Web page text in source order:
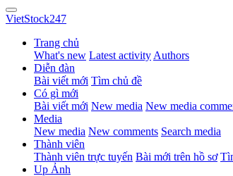
VietStock247
Trang chủ
What's new Latest activity Authors
Diễn đàn
Bài viết mới Tìm chủ đề
Có gì mới
Bài viết mới New media New media
Media
New media New comments Search media
Thành viên
Thành viên trực tuyến Bài mới trên hồ sơ
Up Ảnh